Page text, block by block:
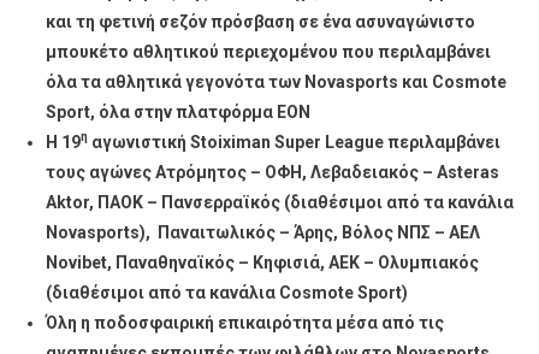
Τη
Stoiximan
Super
League
ΑΕΚ
–
Ολυμπιακός,
Τότεναμ
-Μάντσεστερ
Σίτι,
Αϊντχόφεν
και τη φετινή σεζόν πρόσβαση σε ένα ασυναγώνιστο
μπουκέτο αθλητικού περιεχομένου που περιλαμβάνει
όλα τα αθλητικά γεγονότα των Novasports και Cosmote
Sport, όλα στην πλατφόρμα EON
Η 19ηαγωνιστική Stoiximan Super Leagueπεριλαμβάνει
τους αγώνες Ατρόμητος – ΟΦΗ, Λεβαδειακός – Asteras
Aktor, ΠΑΟΚ – Πανσερραϊκός (διαθέσιμοι από τα κανάλια
Novasports), Παναιτωλικός – Άρης, Βόλος ΝΠΣ – ΑΕΛ
Novibet, Παναθηναϊκός – Κηφισιά, ΑΕΚ – Ολυμπιακός
(διαθέσιμοι από τα κανάλια CosmoteSport)
Όλη η ποδοσφαιρική επικαιρότητα μέσα από τις